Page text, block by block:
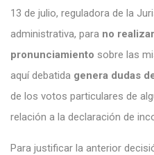
13 de julio, reguladora de la
administrativa, para no
pronunciamiento sobre las
aquí debatida genera dudas
de los votos particulares de
relación a la declaración de
Para justificar la anterior